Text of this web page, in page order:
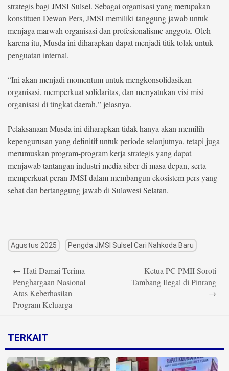
strategis bagi JMSI Sulsel. Sebagai organisasi yang merupakan
konstituen Dewan Pers, JMSI memiliki tanggung jawab untuk
menjaga marwah organisasi dan profesionalisme anggota. Oleh
karena itu, Musda ini diharapkan dapat menjadi titik tolak untuk
penguatan internal.
“Ini akan menjadi momentum untuk mengkonsolidasikan
organisasi, memperkuat solidaritas, dan menyatukan visi misi
organisasi di tingkat daerah,” jelasnya.
Pelaksanaan Musda ini diharapkan tidak hanya akan memilih
kepengurusan yang definitif untuk periode selanjutnya, tetapi juga
merumuskan program-program kerja strategis yang dapat
menjawab tantangan industri media siber di masa depan, serta
memperkuat peran JMSI dalam membangun ekosistem pers yang
sehat dan bertanggung jawab di Sulawesi Selatan.
Agustus 2025 Pengda JMSI Sulsel Cari Nahkoda Baru
navigation
← Hati Damai Terima
Penghargaan Nasional
Atas Keberhasilan
Program Keluarga
Ketua PC PMII Soroti
Tambang Ilegal di Pinrang
→
TERKAIT